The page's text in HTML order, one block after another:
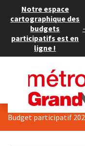
Notre espace
cartographique des
budgets
participatifs est en
ligne !
-
Budget participatif